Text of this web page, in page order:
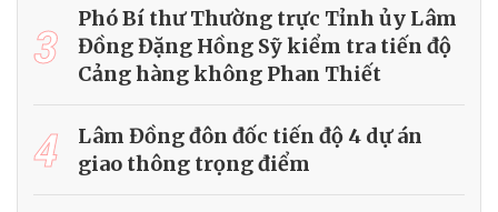
3
Phó Bí thư Thường trực Tỉnh ủy Lâm
Đồng Đặng Hồng Sỹ kiểm tra tiến độ
Cảng hàng không Phan Thiết
4
Lâm Đồng đôn đốc tiến độ 4 dự án
giao thông trọng điểm